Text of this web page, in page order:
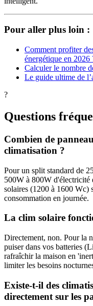
Pour aller plus loin :
Comment profiter
énergétique en 2026
Calculer le nombre
Le guide ultime de
?
Questions
Combien de
climatisation ?
Pour un split standard de
500W à 800W d'électricité
solaires (1200 à 1600 Wc)
consommation en journée.
La clim solaire
Directement, non. Pour la
puiser dans vos batteries
rafraîchir la maison en
limiter les besoins
Existe-t-il des
directement sur les